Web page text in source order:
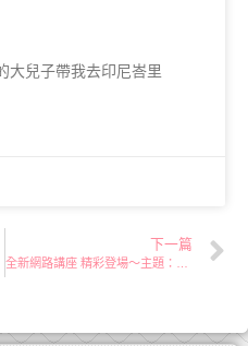
大兒子帶我去印尼峇里
下一篇